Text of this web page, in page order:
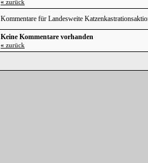
« zurück
Kommentare für Landesweite
Keine Kommentare vorhanden
« zurück